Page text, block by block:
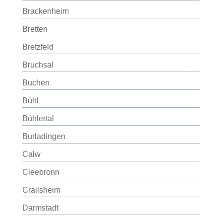
Brackenheim
Bretten
Bretzfeld
Bruchsal
Buchen
Bühl
Bühlertal
Burladingen
Calw
Cleebronn
Crailsheim
Darmstadt